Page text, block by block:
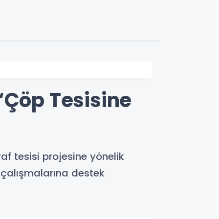
Tesisine
tesisi projesine yönelik
destek